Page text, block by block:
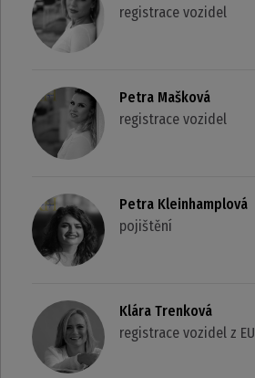
registrace vozidel
Petra Mašková
registrace vozidel
Petra Kleinhamplová
pojištění
Klára Trenková
registrace vozidel z EU